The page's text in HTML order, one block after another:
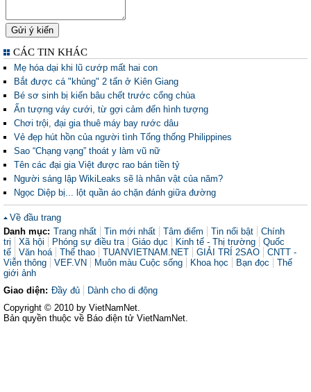
CÁC TIN KHÁC
Mẹ hóa dại khi lũ cướp mất hai con
Bắt được cá "khủng" 2 tấn ở Kiên Giang
Bé sơ sinh bị kiến bâu chết trước cổng chùa
Ấn tượng váy cưới, từ gợi cảm đến hình tượng
Chơi trội, đại gia thuê máy bay rước dâu
Vẻ đẹp hút hồn của người tình Tổng thống Philippines
Sao “Chạng vạng” thoát y làm vũ nữ
Tên các đại gia Việt được rao bán tiền tỷ
Người sáng lập WikiLeaks sẽ là nhân vật của năm?
Ngọc Diệp bị... lột quần áo chặn đánh giữa đường
Về đầu trang
Danh mục: Trang nhất Tin mới nhất Tâm điểm Tin nổi bật
Chính
trị
Xã hội Phóng sự điều tra Giáo dục Kinh tế - Thị trường
Quốc
tế
Văn hoá Thể thao TUANVIETNAM.NET GIẢI TRÍ 2SAO
CNTT -
Viễn thông
VEF.VN Muôn màu Cuộc sống Khoa học Bạn đọc
Thế
giới ảnh
Giao diện: Đầy đủ
Dành cho di động
Copyright © 2010 by VietNamNet.
Bản quyền thuộc về Báo điện tử VietNamNet.